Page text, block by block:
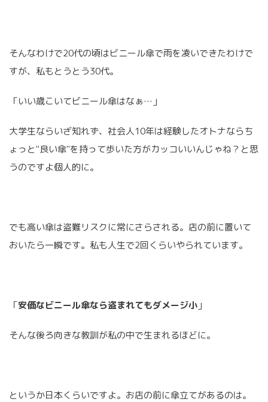
そんなわけで20代の頃はビニール傘で雨を凌いできたわけで
すが、私もとうとう30代。
「いい歳こいてビニール傘はなぁ…」
大学生ならいざ知れず、社会人10年は経験したオトナならち
ょっと"良い傘"を持って歩いた方がカッコいいんじゃね？と思
うのですよ個人的に。
でも高い傘は盗難リスクに常にさらされる。店の前に置いて
おいたら一瞬です。私も人生で2回くらいやられています。
「安価なビニール傘なら盗まれてもダメージ小 」
そんな後ろ向きな教訓が私の中で生まれるほどに。
というか日本くらいですよ。お店の前に傘立てがあるのは。